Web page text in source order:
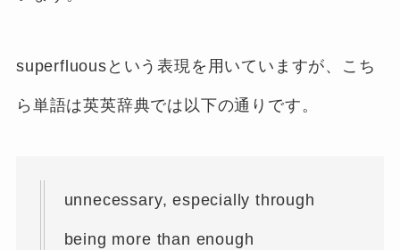
superfluousという表現を用いていますが、こち
ら単語は英英辞典では以下の通りです。
unnecessary, especially through
being more than enough